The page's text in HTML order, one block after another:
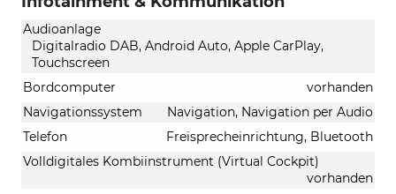
Audioanlage
Digitalradio DAB, Android Auto, Apple CarPlay,
Touchscreen
Bordcomputer
vorhanden
Navigationssystem
Navigation, Navigation per Audio
Telefon
Freisprecheinrichtung, Bluetooth
Volldigitales Kombiinstrument (Virtual Cockpit)
vorhanden